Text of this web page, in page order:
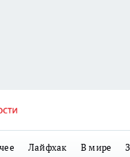
Лайфхак В мире